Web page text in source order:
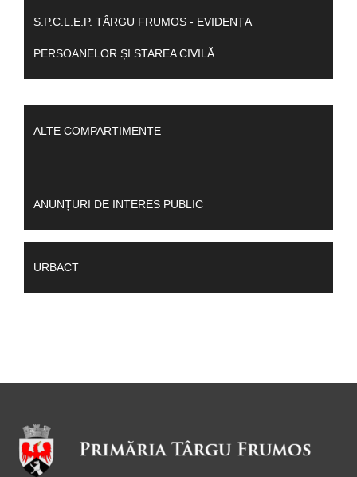
S.P.C.L.E.P. TÂRGU FRUMOS - EVIDENȚA
PERSOANELOR ȘI STAREA CIVILĂ
ALTE COMPARTIMENTE
ANUNȚURI DE INTERES PUBLIC
URBACT